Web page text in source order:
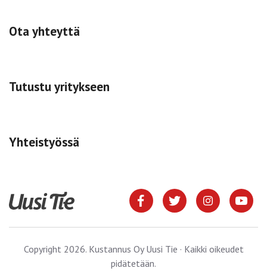
Ota yhteyttä
Tutustu yritykseen
Yhteistyössä
Copyright 2026. Kustannus Oy Uusi Tie · Kaikki oikeudet
pidätetään.